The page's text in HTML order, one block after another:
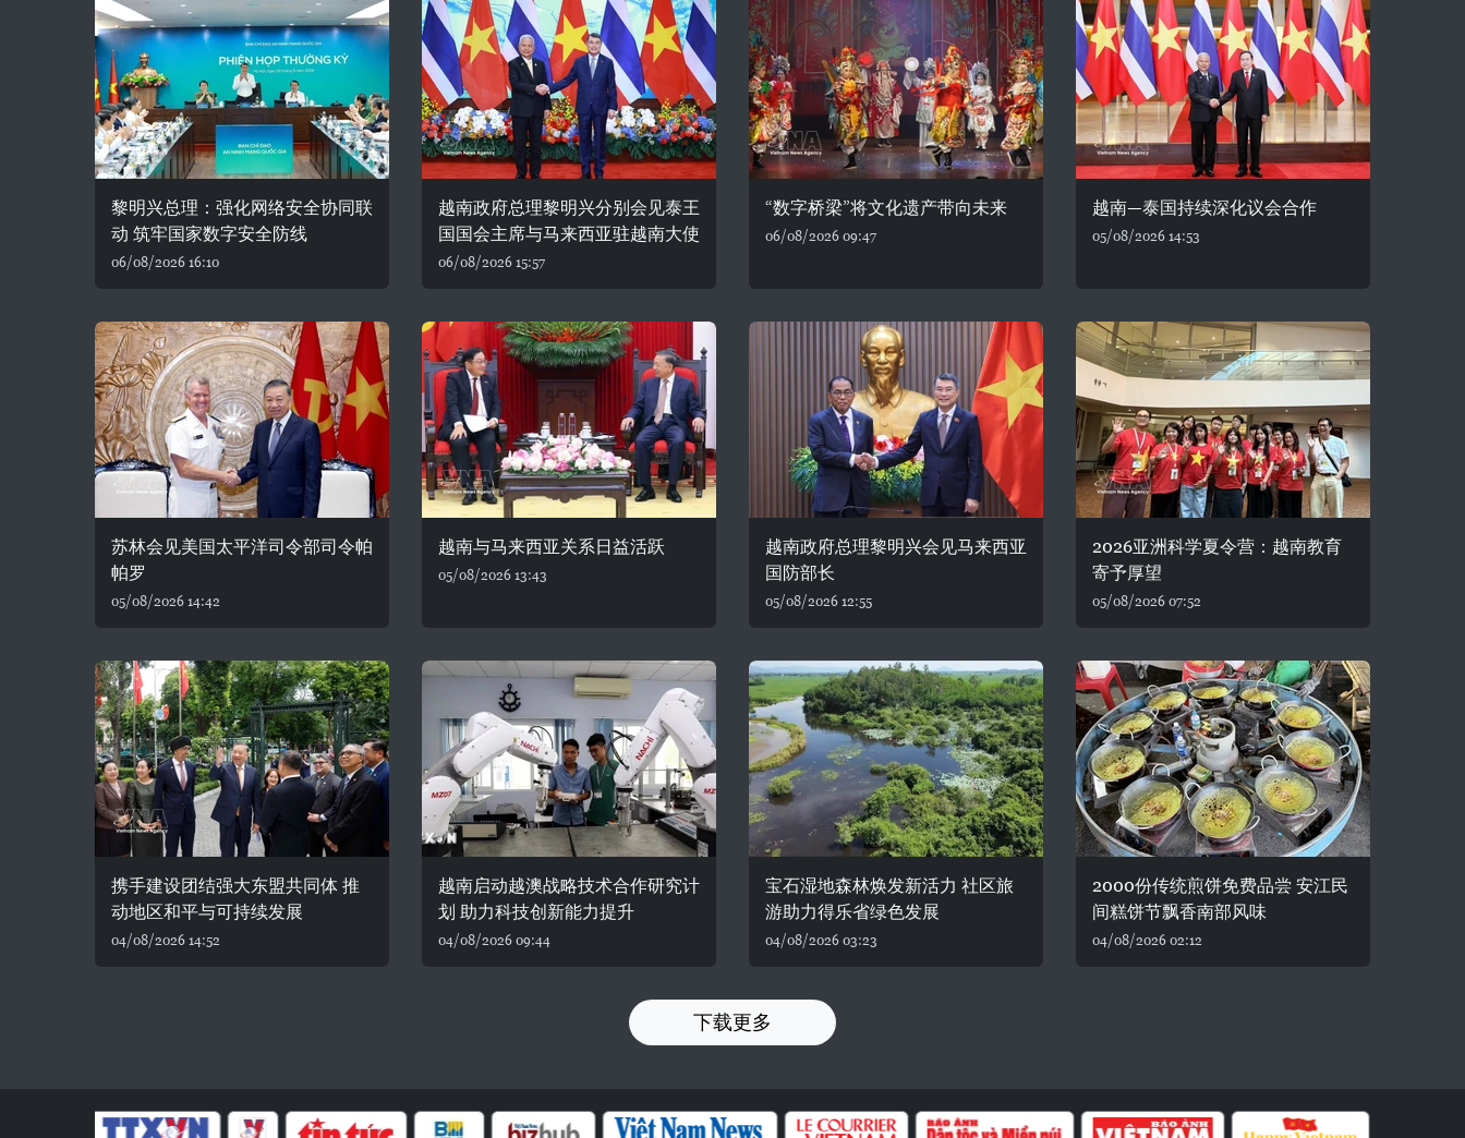
黎明兴总理：强化网络安全协同联
动 筑牢国家数字安全防线
06/08/2026 16:10
越南政府总理黎明兴分别会见泰王
国国会主席与马来西亚驻越南大使
06/08/2026 15:57
“数字桥梁”将文化遗产带向未来
06/08/2026 09:47
越南—泰国持续深化议会合作
05/08/2026 14:53
苏林会见美国太平洋司令部司令帕
帕罗
05/08/2026 14:42
越南与马来西亚关系日益活跃
05/08/2026 13:43
越南政府总理黎明兴会见马来西亚
国防部长
05/08/2026 12:55
2026亚洲科学夏令营：越南教育
寄予厚望
05/08/2026 07:52
携手建设团结强大东盟共同体 推
动地区和平与可持续发展
04/08/2026 14:52
越南启动越澳战略技术合作研究计
划 助力科技创新能力提升
04/08/2026 09:44
宝石湿地森林焕发新活力 社区旅
游助力得乐省绿色发展
04/08/2026 03:23
2000份传统煎饼免费品尝 安江民
间糕饼节飘香南部风味
04/08/2026 02:12
下载更多